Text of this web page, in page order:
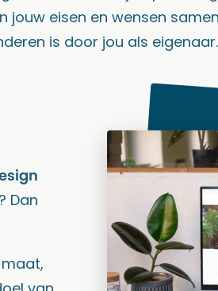
jouw eisen en wensen
is door jou als eigenaar.
Dan